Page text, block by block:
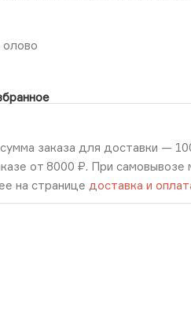
заказа для доставки —
от 8000 ₽. При самовывозе
на странице доставка и